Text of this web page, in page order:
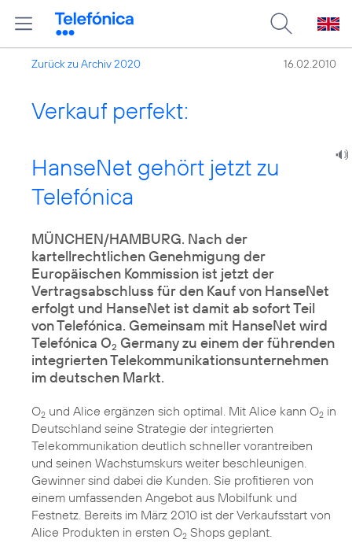
Zurück zu Archiv 2020 16.02.2010
Verkauf perfekt:
HanseNet gehört jetzt zu
Telefónica
MÜNCHEN/HAMBURG. Nach der
kartellrechtlichen Genehmigung der
Europäischen Kommission ist jetzt der
Vertragsabschluss für den Kauf von HanseNet
erfolgt und HanseNet ist damit ab sofort Teil
von Telefónica. Gemeinsam mit HanseNet wird
Telefónica O2 Germany zu einem der führenden
integrierten Telekommunikationsunternehmen
im deutschen Markt.
O2 und Alice ergänzen sich optimal. Mit Alice kann O2 in
Deutschland seine Strategie der integrierten
Telekommunikation deutlich schneller vorantreiben
und seinen Wachstumskurs weiter beschleunigen.
Gewinner sind dabei die Kunden. Sie profitieren von
einem umfassenden Angebot aus Mobilfunk und
Festnetz. Bereits im März 2010 ist der Verkaufsstart von
Alice Produkten in ersten O2 Shops geplant.